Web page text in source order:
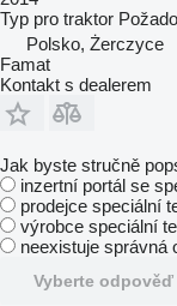
Typ pro traktor
Polsko, Żerczyce
Famat
Kontakt s dealerem
Jak byste stručně
inzertní portál se
prodejce speciální
výrobce speciální
neexistuje správná
Vyberte odpověď